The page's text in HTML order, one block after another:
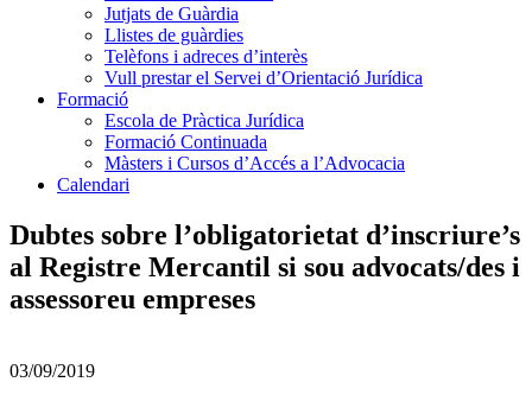
Jutjats de Guàrdia
Llistes de guàrdies
Telèfons i adreces d’interès
Vull prestar el Servei d’Orientació Jurídica
Formació
Escola de Pràctica Jurídica
Formació Continuada
Màsters i Cursos d’Accés a l’Advocacia
Calendari
Dubtes sobre l’obligatorietat d’inscriure’s
al Registre Mercantil si sou advocats/des i
assessoreu empreses
03/09/2019